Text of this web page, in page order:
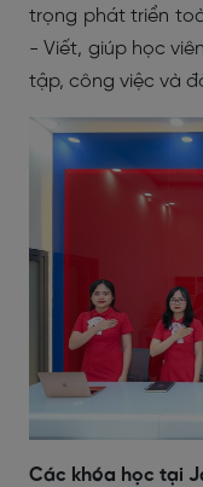
trọng phát triển
- Viết, giúp học
tập, công việc và
Các khóa học tại